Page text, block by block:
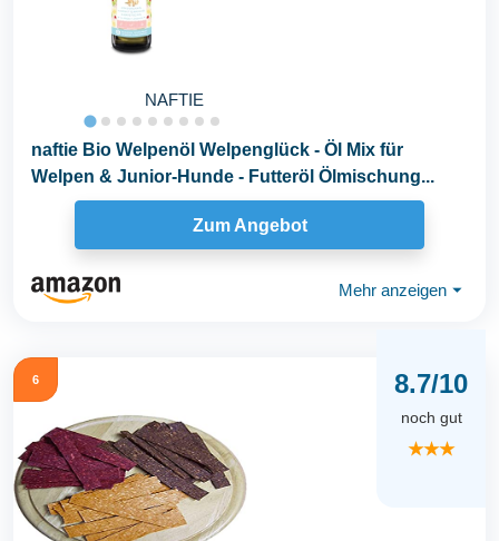
NAFTIE
naftie Bio Welpenöl Welpenglück - Öl Mix für
Welpen & Junior-Hunde - Futteröl Ölmischung...
Zum Angebot
Mehr anzeigen ⏷
6 8.7/10
noch gut
★★★